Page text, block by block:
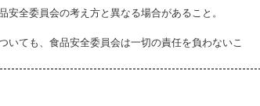
全委員会の考え方と異なる場合があること。
いても、食品安全委員会は一切の責任を負わないこ